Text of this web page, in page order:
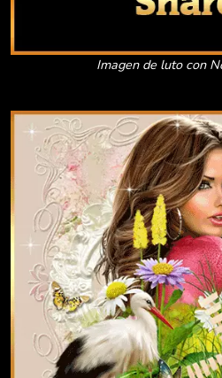
Imagen de luto con